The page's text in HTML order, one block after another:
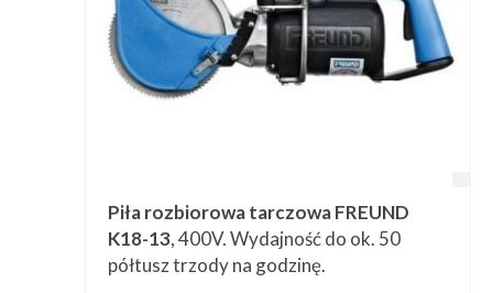
Piła rozbiorowa tarczowa FREUND
K18-13, 400V. Wydajność do ok. 50
półtusz trzody na godzinę.